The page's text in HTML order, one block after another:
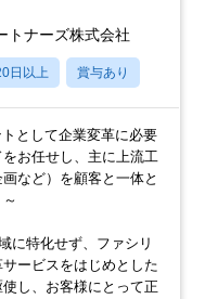
トナーズ株式会社
日以上 賞与あり
として企業変革に必要
お任せし、主に上流工
など）を顧客と一体と
に特化せず、ファシリ
ービスをはじめとした
し、お客様にとって正